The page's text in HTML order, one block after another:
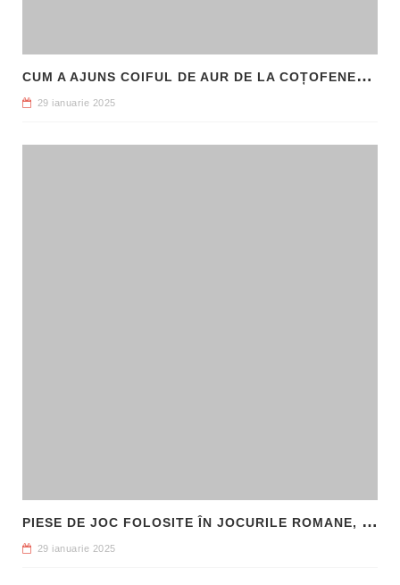
C
UM A AJUNS COIFUL DE AUR DE LA COȚOFENEȘTI ÎN PATRIMONIUL NAȚIONAL
29 ianuarie 2025
P
IESE DE JOC FOLOSITE ÎN JOCURILE ROMANE, DESCOPERITE LA HADRIANOPOLIS
29 ianuarie 2025